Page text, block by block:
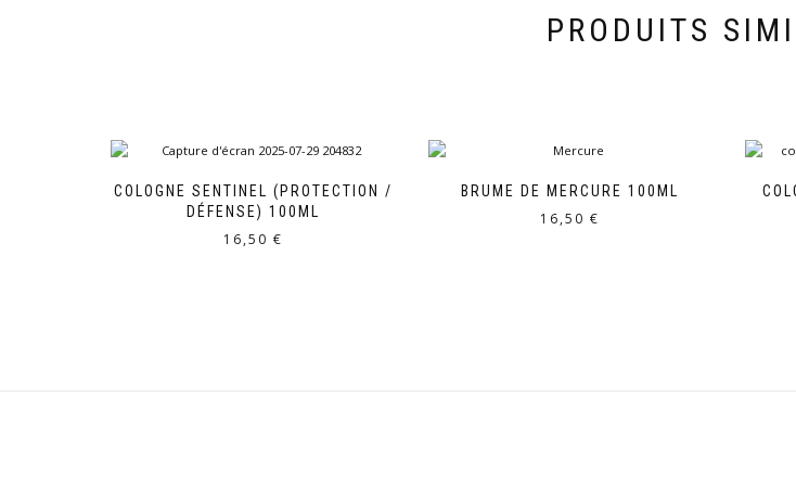
PRODUITS
COLOGNE SENTINEL (PROTECTION /
DÉFENSE) 100ML
16,50 €
BRUME DE MERCURE 100ML
16,50€